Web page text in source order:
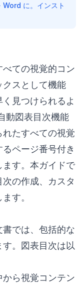
に。インスト
ての視覚的コン
スとして機能
見つけられるよ
動図表目次機能
たすべての視覚
ページ番号付き
す。本ガイドで
の作成、カスタ
す。
では、包括的な
。図表目次は以
から視覚コンテン